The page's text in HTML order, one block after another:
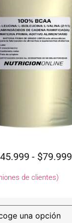
45.999 - $79.999
de clientes)